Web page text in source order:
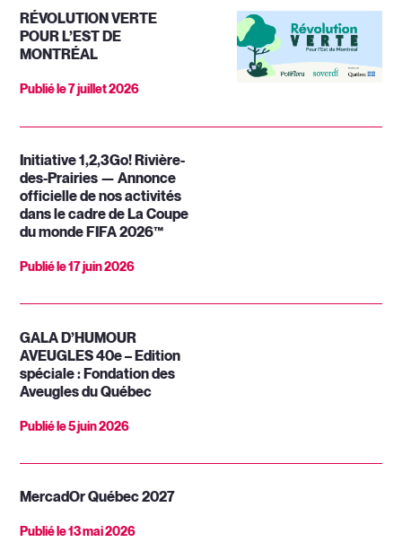
RÉVOLUTION VERTE
POUR L’EST DE
MONTRÉAL
Publié le7 juillet 2026
Initiative 1,2,3Go! Rivière-
des-Prairies — Annonce
officielle de nos activités
dans le cadre de La Coupe
du monde FIFA 2026™
Publié le17 juin 2026
GALA D’HUMOUR
AVEUGLES 40e – Edition
spéciale : Fondation des
Aveugles du Québec
Publié le5 juin 2026
MercadOr Québec 2027
Publié le13 mai 2026